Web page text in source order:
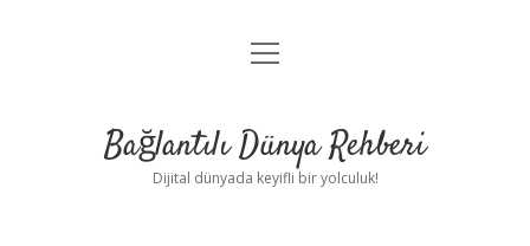
Anasayfa
Yasal Uyarı
menüyü
Bağlantılı Dünya Rehberi
Dijital dünyada keyifli bir yolculuk!